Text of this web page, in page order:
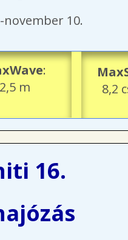
10.
:
2,5 m
8,2
16.